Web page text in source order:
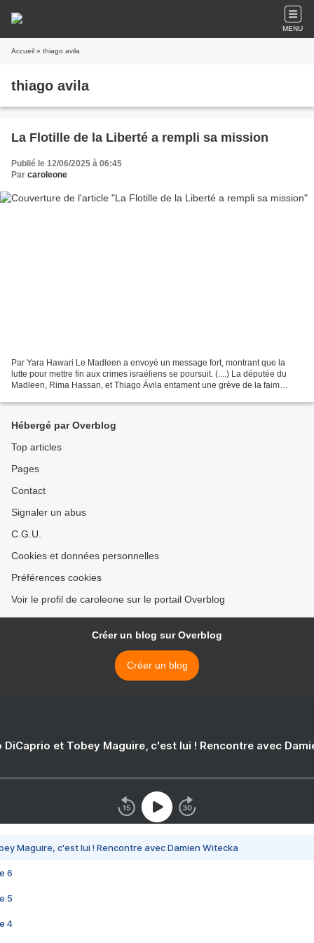
MENU
Accueil » thiago avila
thiago avila
La Flotille de la Liberté a rempli sa mission
Publié le 12/06/2025 à 06:45
Par caroleone
Par Yara Hawari Le Madleen a envoyé un message fort, montrant que la
lutte pour mettre fin aux crimes israéliens se poursuit. (....) La députée du
Madleen, Rima Hassan, et Thiago Ávila entament une grève de la faim
Hébergé par Overblog
Top articles
Pages
Contact
Signaler un abus
C.G.U.
Cookies et données personnelles
Préférences cookies
Voir le profil de caroleone sur le portail Overblog
Créer un blog sur Overblog
Créer un blog
DiCaprio et Tobey Maguire, c'est lui ! Rencontre avec
Maguire, c'est lui ! Rencontre avec Damien Witecka
6
5
4